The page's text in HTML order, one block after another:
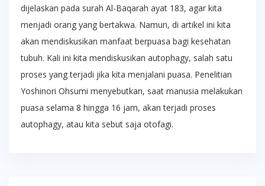
dijelaskan pada surah Al-Baqarah ayat 183, agar kita
menjadi orang yang bertakwa. Namun, di artikel ini kita
akan mendiskusikan manfaat berpuasa bagi kesehatan
tubuh. Kali ini kita mendiskusikan autophagy, salah satu
proses yang terjadi jika kita menjalani puasa. Penelitian
Yoshinori Ohsumi menyebutkan, saat manusia melakukan
puasa selama 8 hingga 16 jam, akan terjadi proses
autophagy, atau kita sebut saja otofagi.